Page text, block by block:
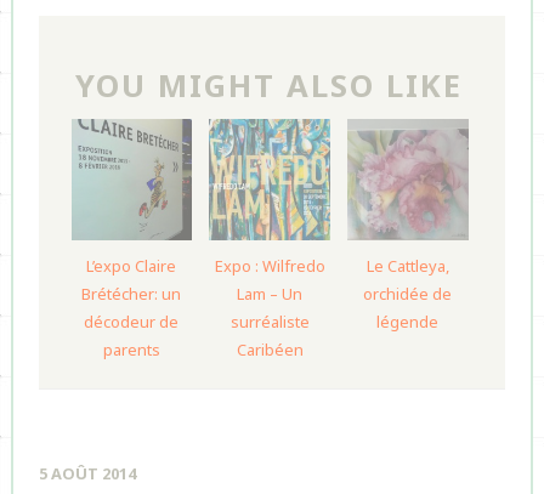
YOU MIGHT ALSO LIKE
L’expo Claire
Brétécher: un
décodeur de
parents
Expo : Wilfredo
Lam – Un
surréaliste
Caribéen
Le Cattleya,
orchidée de
légende
5 AOÛT 2014